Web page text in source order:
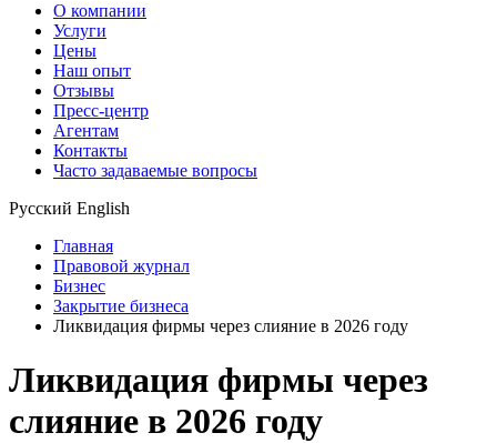
О компании
Услуги
Цены
Наш опыт
Отзывы
Пресс-центр
Агентам
Контакты
Часто задаваемые вопросы
Русский English
Главная
Правовой журнал
Бизнес
Закрытие бизнеса
Ликвидация фирмы через слияние в 2026 году
Ликвидация фирмы через
слияние в 2026 году